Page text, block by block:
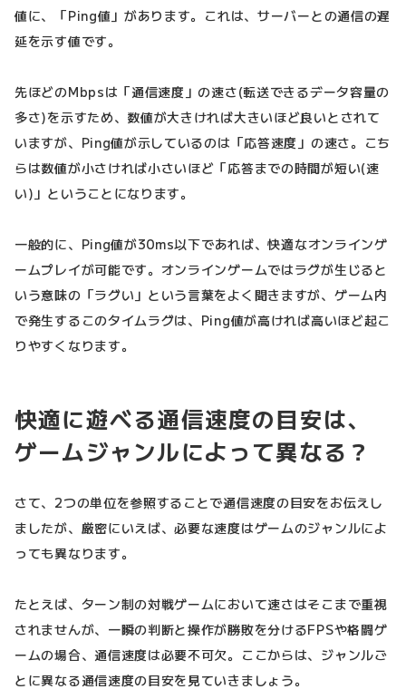
値に、「Ping値」があります。これは、サーバーとの通信の遅
延を示す値です。
先ほどのMbpsは「通信速度」の速さ(転送できるデータ容量の
多さ)を示すため、数値が大きければ大きいほど良いとされて
いますが、Ping値が示しているのは「応答速度」の速さ。こち
らは数値が小さければ小さいほど「応答までの時間が短い(速
い)」ということになります。
一般的に、Ping値が30ms以下であれば、快適なオンラインゲ
ームプレイが可能です。オンラインゲームではラグが生じると
いう意味の「ラグい」という言葉をよく聞きますが、ゲーム内
で発生するこのタイムラグは、Ping値が高ければ高いほど起こ
りやすくなります。
快適に遊べる通信速度の目安は、
ゲームジャンルによって異なる？
さて、2つの単位を参照することで通信速度の目安をお伝えし
ましたが、厳密にいえば、必要な速度はゲームのジャンルによ
っても異なります。
たとえば、ターン制の対戦ゲームにおいて速さはそこまで重視
されませんが、一瞬の判断と操作が勝敗を分けるFPSや格闘ゲ
ームの場合、通信速度は必要不可欠。ここからは、ジャンルご
とに異なる通信速度の目安を見ていきましょう。